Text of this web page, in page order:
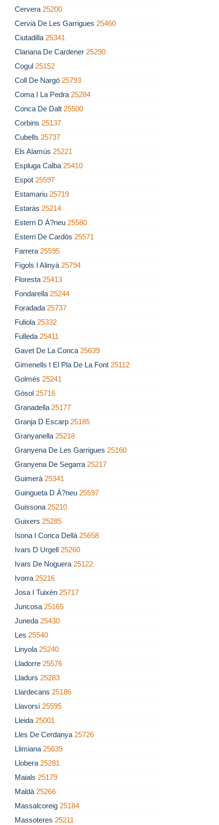
Cervera 25200
Cervià De Les Garrigues 25460
Ciutadilla 25341
Clariana De Cardener 25290
Cogul 25152
Coll De Nargó 25793
Coma I La Pedra 25284
Conca De Dalt 25500
Corbins 25137
Cubells 25737
Els Alamús 25221
Espluga Calba 25410
Espot 25597
Estamariu 25719
Estaràs 25214
Esterri D Á?neu 25580
Esterri De Cardós 25571
Farrera 25595
Fígols I Alinyà 25794
Floresta 25413
Fondarella 25244
Foradada 25737
Fuliola 25332
Fulleda 25411
Gavet De La Conca 25639
Gimenells I El Pla De La Font 25112
Golmés 25241
Gósol 25716
Granadella 25177
Granja D Escarp 25185
Granyanella 25218
Granyena De Les Garrigues 25160
Granyena De Segarra 25217
Guimerà 25341
Guingueta D Á?neu 25597
Guissona 25210
Guixers 25285
Isona I Conca Dellà 25658
Ivars D Urgell 25260
Ivars De Noguera 25122
Ivorra 25216
Josa I Tuixén 25717
Juncosa 25165
Juneda 25430
Les 25540
Linyola 25240
Lladorre 25576
Lladurs 25283
Llardecans 25186
Llavorsí 25595
Lleida 25001
Lles De Cerdanya 25726
Llimiana 25639
Llobera 25281
Maials 25179
Maldà 25266
Massalcoreig 25184
Massoteres 25211